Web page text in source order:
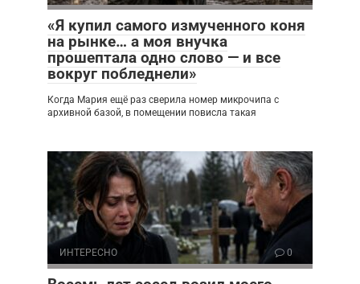
«Я купил самого измученного коня
на рынке… а моя внучка
прошептала одно слово — и все
вокруг побледнели»
Когда Мария ещё раз сверила номер микрочипа с
архивной базой, в помещении повисла такая
ИНТЕРЕСНО 0